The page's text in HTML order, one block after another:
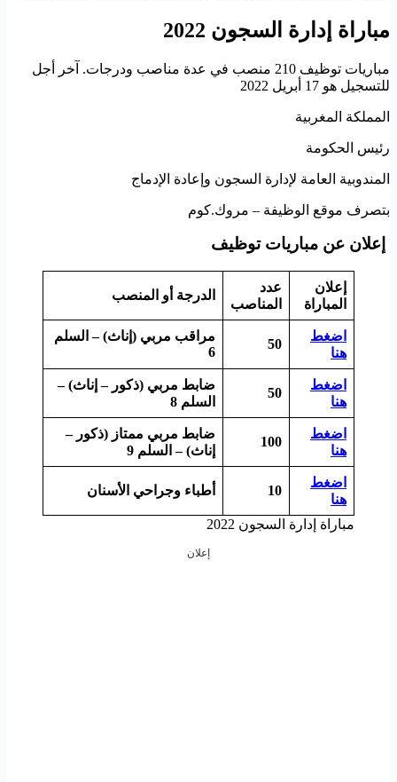
مباراة إدارة السجون 2022
مباريات توظيف 210 منصب في عدة مناصب ودرجات. آخر أجل
للتسجيل هو 17 أبريل 2022
المملكة المغربية
رئيس الحكومة
المندوبية العامة لإدارة السجون وإعادة الإدماج
بتصرف موقع الوظيفة – مروك.كوم
إعلان عن مباريات توظيف
إعلان
المباراة
عدد
المناصب
الدرجة أو المنصب
اضغط
هنا
50
مراقب مربي (إناث) – السلم
6
اضغط
هنا
50
ضابط مربي (ذكور – إناث) –
السلم 8
اضغط
هنا
100
ضابط مربي ممتاز (ذكور –
إناث) – السلم 9
اضغط
هنا
10 أطباء وجراحي الأسنان
مباراة إدارة السجون 2022
إعلان